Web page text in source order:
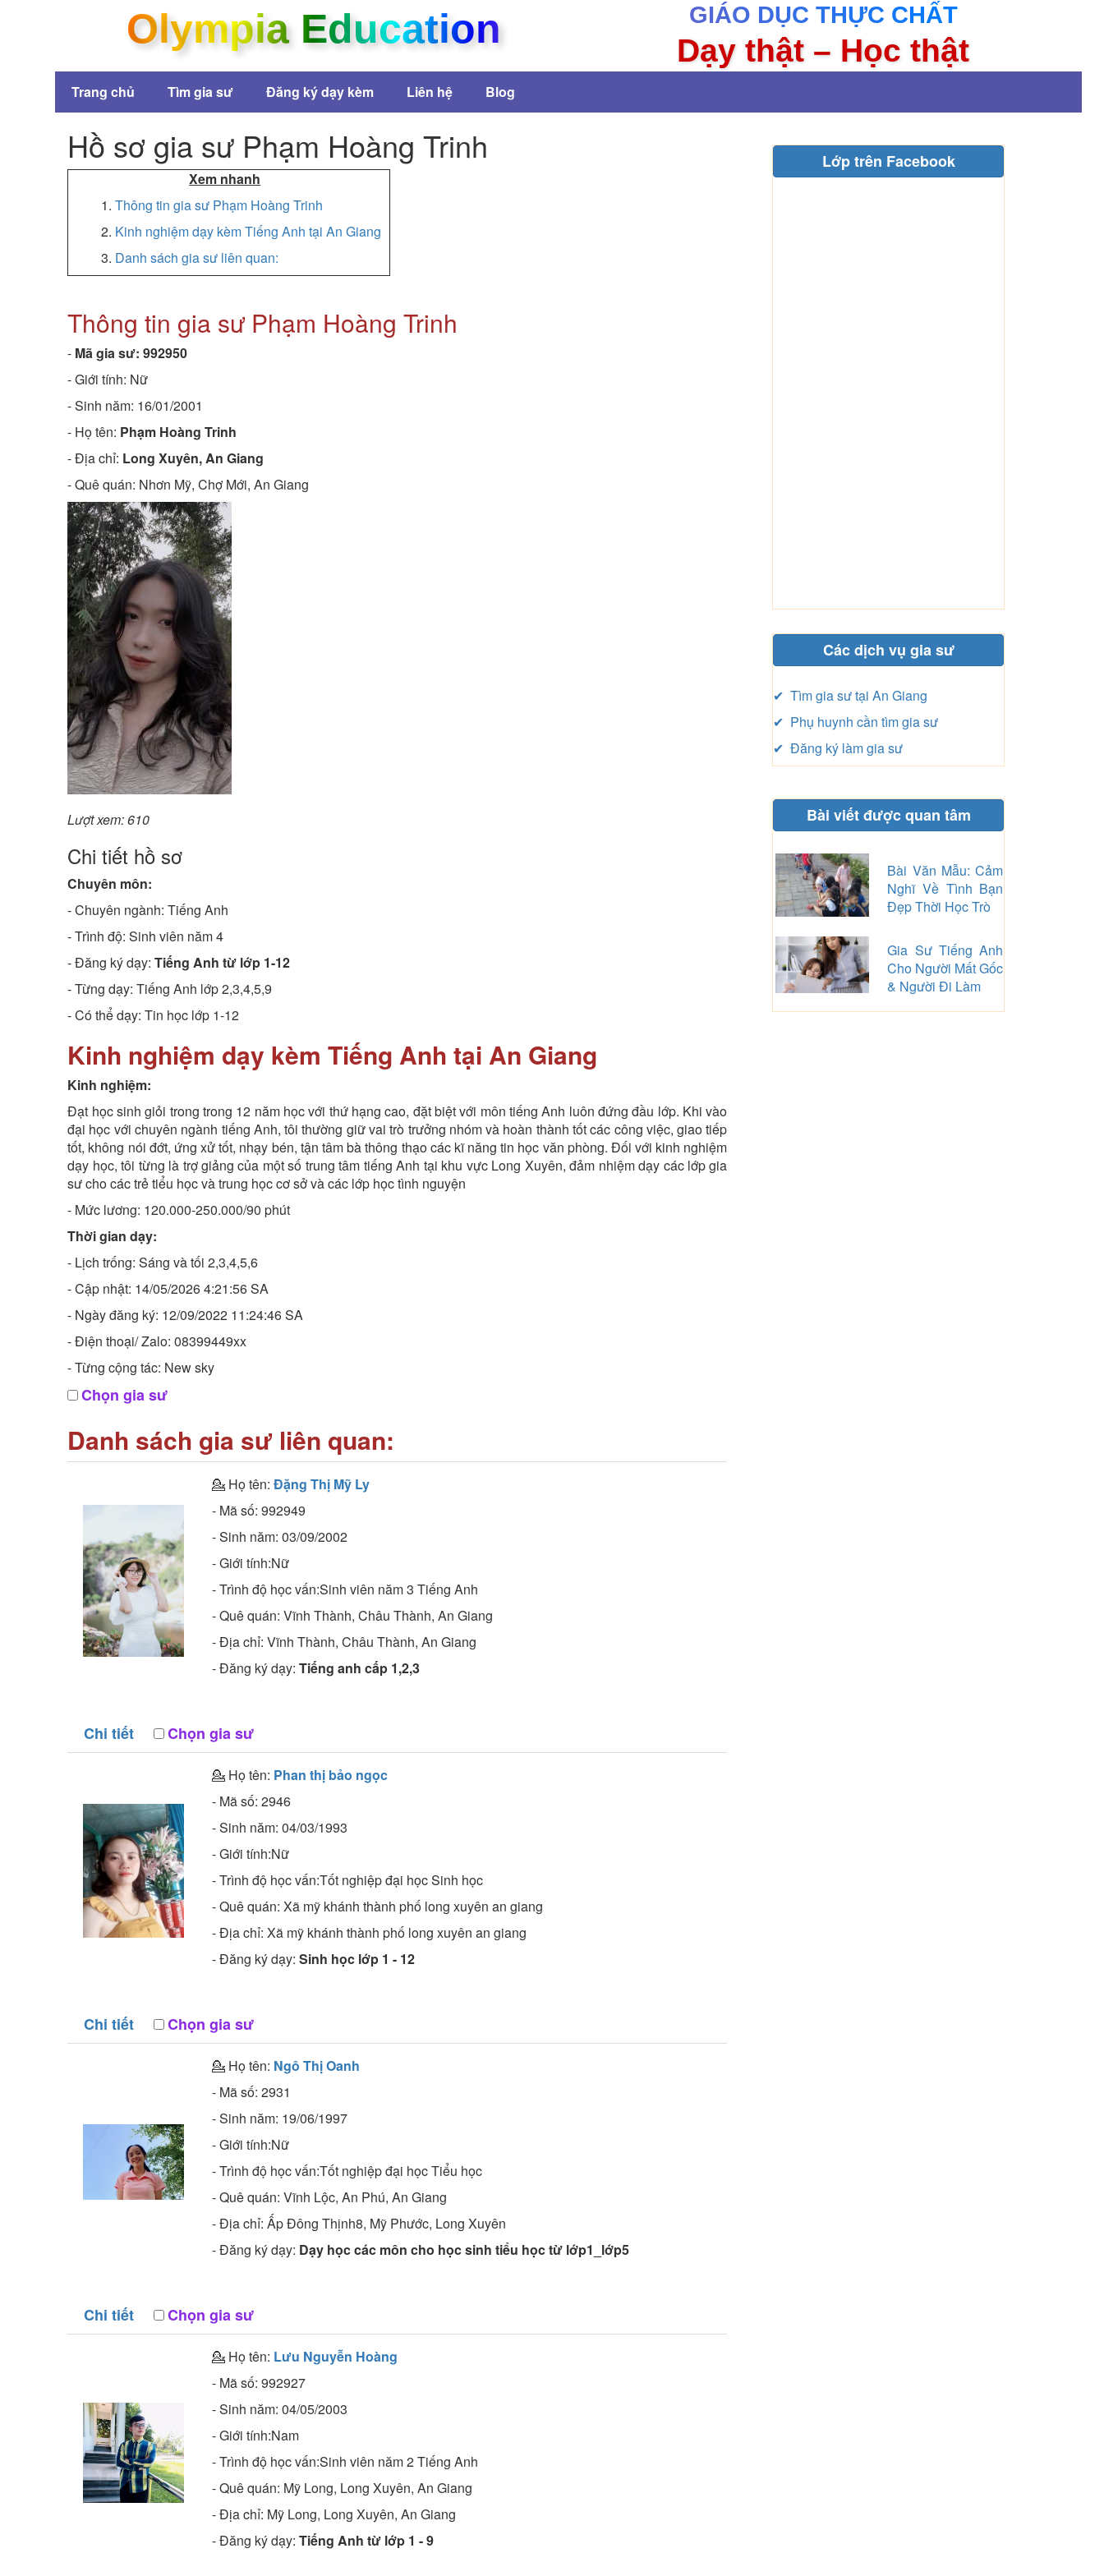
Olympia Education GIÁO DỤC THỰC CHẤT
Dạy thật – Học thật
Trang chủ Tìm gia sư Đăng ký dạy kèm Liên hệ Blog
Hồ sơ gia sư Phạm Hoàng Trinh
Xem nhanh
1.Thông tin gia sư Phạm Hoàng Trinh
2. Kinh nghiệm dạy kèm Tiếng Anh tại An Giang
3. Danh sách gia sư liên quan:
Thông tin gia sư Phạm Hoàng Trinh
- Mã gia sư:992950
- Giới tính: Nữ
- Sinh năm: 16/01/2001
- Họ tên: Phạm Hoàng Trinh
- Địa chỉ: Long Xuyên, An Giang
- Quê quán: Nhơn Mỹ, Chợ Mới, An Giang
Lượt xem: 610
Chi tiết hồ sơ
Chuyên môn:
- Chuyên ngành:Tiếng Anh
- Trình độ:Sinh viên năm 4
- Đăng ký dạy:Tiếng Anh từ lớp 1-12
- Từng dạy: Tiếng Anh lớp 2,3,4,5,9
- Có thể dạy: Tin học lớp 1-12
Kinh nghiệm dạy kèm Tiếng Anh tại An Giang
Kinh nghiệm:
Đạt học sinh giỏi trong trong 12 năm học với thứ hạng cao, đặt biệt với môn tiếng Anh luôn đứng đầu lớp. Khi vào
đại học với chuyên ngành tiếng Anh, tôi thường giữ vai trò trưởng nhóm và hoàn thành tốt các công việc, giao tiếp
tốt, không nói đớt, ứng xử tốt, nhạy bén, tận tâm bà thông thạo các kĩ năng tin học văn phòng. Đối với kinh nghiệm
dạy học, tôi từng là trợ giảng của một số trung tâm tiếng Anh tại khu vực Long Xuyên, đảm nhiệm dạy các lớp gia
sư cho các trẻ tiểu học và trung học cơ sở và các lớp học tình nguyện
- Mức lương: 120.000-250.000/90 phút
Thời gian dạy:
- Lịch trống: Sáng và tối 2,3,4,5,6
- Cập nhật: 14/05/2026 4:21:56 SA
- Ngày đăng ký: 12/09/2022 11:24:46 SA
- Điện thoại/ Zalo: 08399449xx
- Từng cộng tác: New sky
Chọn gia sư
Danh sách gia sư liên quan:
💁 Họ tên:Đặng Thị Mỹ Ly
- Mã số: 992949
- Sinh năm:03/09/2002
- Giới tính:Nữ
- Trình độ học vấn:Sinh viên năm 3 Tiếng Anh
- Quê quán:Vĩnh Thành, Châu Thành, An Giang
- Địa chỉ:Vĩnh Thành, Châu Thành, An Giang
- Đăng ký dạy:Tiếng anh cấp 1,2,3
Chi tiết Chọn gia sư
💁 Họ tên: Phan thị bảo ngọc
- Mã số: 2946
- Sinh năm:04/03/1993
- Giới tính:Nữ
- Trình độ học vấn:Tốt nghiệp đại họcSinh học
- Quê quán:Xã mỹ khánh thành phố long xuyên an giang
- Địa chỉ:Xã mỹ khánh thành phố long xuyên an giang
- Đăng ký dạy:Sinh học lớp 1 - 12
Chi tiết Chọn gia sư
💁 Họ tên: Ngô Thị Oanh
- Mã số: 2931
- Sinh năm: 19/06/1997
- Giới tính:Nữ
- Trình độ học vấn:Tốt nghiệp đại họcTiểu học
- Quê quán:Vĩnh Lộc, An Phú, An Giang
- Địa chỉ:Ấp Đông Thịnh8, Mỹ Phước, Long Xuyên
- Đăng ký dạy: Dạy học các môn cho học sinh tiểu học từ lớp1_lớp5
Chi tiết Chọn gia sư
💁 Họ tên: Lưu Nguyễn Hoàng
- Mã số: 992927
- Sinh năm:04/05/2003
- Giới tính:Nam
- Trình độ học vấn:Sinh viên năm 2Tiếng Anh
- Quê quán: Mỹ Long, Long Xuyên, An Giang
- Địa chỉ: Mỹ Long, Long Xuyên, An Giang
- Đăng ký dạy:Tiếng Anh từ lớp 1 - 9
Lớp trên Facebook
Các dịch vụ gia sư
✔ Tìm gia sư tại An Giang
✔ Phụ huynh cần tìm gia sư
✔ Đăng ký làm gia sư
Bài viết được quan tâm
Bài Văn Mẫu: Cảm
Nghĩ Về Tình Bạn
Đẹp Thời Học Trò
Gia Sư Tiếng Anh
Cho Người Mất Gốc
& Người Đi Làm